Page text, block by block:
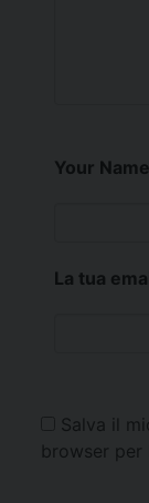
Your Name
La tua
Salva il
browser per